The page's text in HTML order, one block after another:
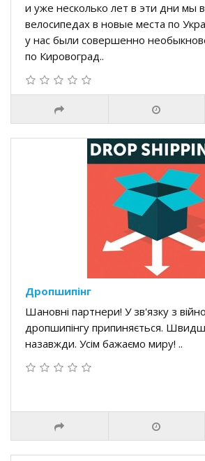
и уже несколько лет в эти дни мы
велосипедах в новые места по
у нас были совершенно
по Кировоград..
Дропшипінг
Шановні партнери! У зв'язку з
дропшипінгу припиняється.
назавжди. Усім бажаємо миру! ..